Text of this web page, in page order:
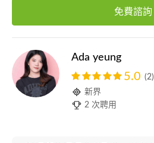
免費諮詢
Ada yeung
5.0 (2)
新界
2 次聘用